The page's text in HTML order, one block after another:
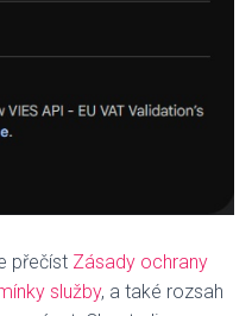
přečíst Zásady ochrany
služby, a také rozsah